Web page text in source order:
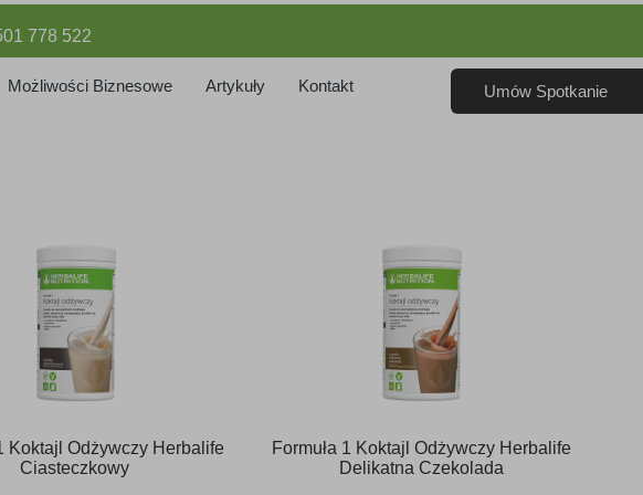
778 522
Możliwości Biznesowe Artykuły Kontakt Umów Spotkanie
Koktajl Odżywczy Herbalife
Ciasteczkowy
Formuła 1 Koktajl Odżywczy Herbalife
Delikatna Czekolada